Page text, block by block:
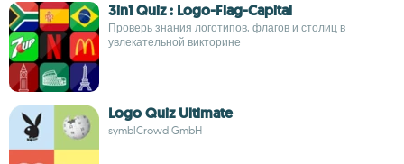
3in1 Quiz : Logo-Flag-Capital
Проверь знания логотипов, флагов и столиц в
увлекательной викторине
Logo Quiz Ultimate
symblCrowd GmbH